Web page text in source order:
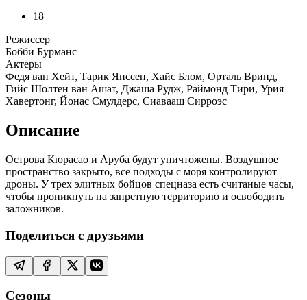
18+
Режиссер
Бобби Бурманс
Актеры
Федя ван Хейт, Тарик Янссен, Хайс Блом, Орталь Вринд,
Гийс Шолтен ван Ашат, Джаша Рудж, Раймонд Тири, Урия
Хавертонг, Йонас Смулдерс, Сиавааш Сирроэс
Описание
Острова Кюрасао и Аруба будут уничтожены. Воздушное
пространство закрыто, все подходы с моря контролируют
дроны. У трех элитных бойцов спецназа есть считаные часы,
чтобы проникнуть на запретную территорию и освободить
заложников.
Поделиться с друзьями
Сезоны